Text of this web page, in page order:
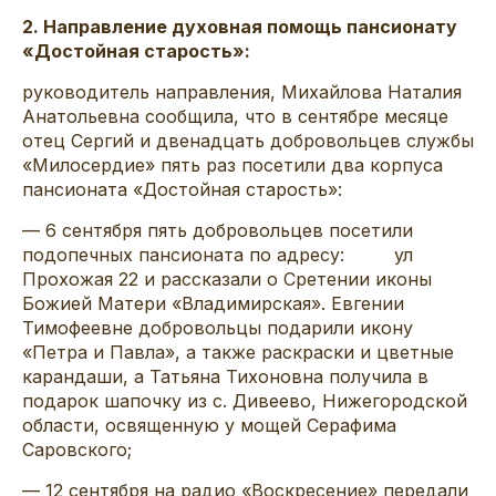
2. Направление духовная помощь пансионату
«Достойная старость»:
руководитель направления, Михайлова Наталия
Анатольевна сообщила, что в сентябре месяце
отец Сергий и двенадцать добровольцев службы
«Милосердие» пять раз посетили два корпуса
пансионата «Достойная старость»:
— 6 сентября пять добровольцев посетили
подопечных пансионата по адресу: ул
Прохожая 22 и рассказали о Сретении иконы
Божией Матери «Владимирская». Евгении
Тимофеевне добровольцы подарили икону
«Петра и Павла», а также раскраски и цветные
карандаши, а Татьяна Тихоновна получила в
подарок шапочку из с. Дивеево, Нижегородской
области, освященную у мощей Серафима
Саровского;
— 12 сентября на радио «Воскресение» передали